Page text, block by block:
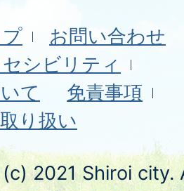
お問い合わせ
シビリティ
て
免責事項
り扱い
2021 Shiroi city.